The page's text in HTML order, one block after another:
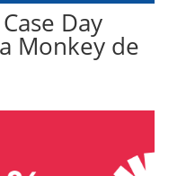
Day
Monkey de